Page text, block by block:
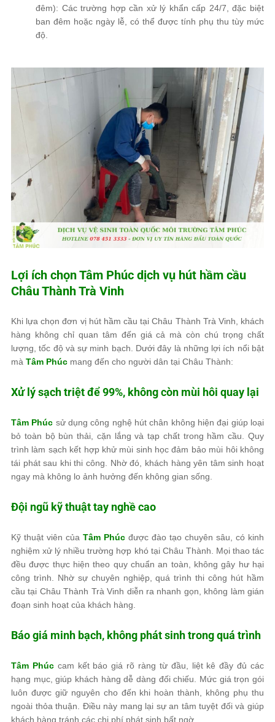
đêm): Các trường hợp cần xử lý khẩn cấp 24/7, đặc biệt
ban đêm hoặc ngày lễ, có thể được tính phụ thu tùy mức
độ.
Lợi ích chọnTâm Phúc dịch vụ hút hầm cầu
Châu Thành Trà Vinh
Khi lựa chọn đơn vị hút hầm cầu tại Châu Thành Trà Vinh, khách
hàng không chỉ quan tâm đến giá cả mà còn chú trọng chất
lượng, tốc độ và sự minh bạch. Dưới đây là những lợi ích nổi bật
mà Tâm Phúc mang đến cho người dân tại Châu Thành:
Xử lý sạch triệt để 99%, không còn mùi hôi quay lại
Tâm Phúc sử dụng công nghệ hút chân không hiện đại giúp loại
bỏ toàn bộ bùn thải, cặn lắng và tạp chất trong hầm cầu. Quy
trình làm sạch kết hợp khử mùi sinh học đảm bảo mùi hôi không
tái phát sau khi thi công. Nhờ đó, khách hàng yên tâm sinh hoạt
ngay mà không lo ảnh hưởng đến không gian sống.
Đội ngũ kỹ thuật tay nghề cao
Kỹ thuật viên của Tâm Phúc được đào tạo chuyên sâu, có kinh
nghiệm xử lý nhiều trường hợp khó tại Châu Thành. Mọi thao tác
đều được thực hiện theo quy chuẩn an toàn, không gây hư hại
công trình. Nhờ sự chuyên nghiệp, quá trình thi công hút hầm
cầu tại Châu Thành Trà Vinh diễn ra nhanh gọn, không làm gián
đoạn sinh hoạt của khách hàng.
Báo giá minh bạch, không phát sinh trong quá trình
Tâm Phúccam kết báo giá rõ ràng từ đầu, liệt kê đầy đủ các
hạng mục, giúp khách hàng dễ dàng đối chiếu. Mức giá trọn gói
luôn được giữ nguyên cho đến khi hoàn thành, không phụ thu
ngoài thỏa thuận. Điều này mang lại sự an tâm tuyệt đối và giúp
khách hàng tránh các chi phí phát sinh bất ngờ.